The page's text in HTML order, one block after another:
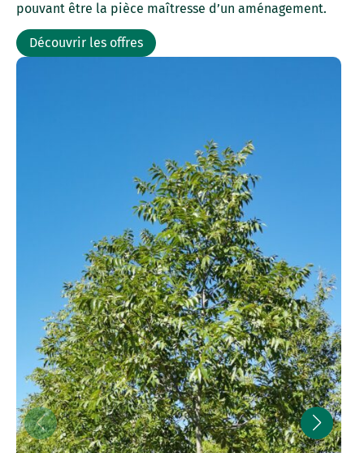
pouvant être la pièce maîtresse d’un aménagement.
Découvrir les offres